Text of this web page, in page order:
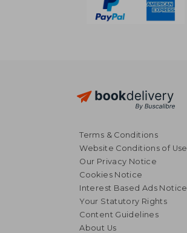
Terms & Conditions
Website Conditions of Use
Our Privacy Notice
Cookies Notice
Interest Based Ads Notice
Your Statutory Rights
Content Guidelines
About Us